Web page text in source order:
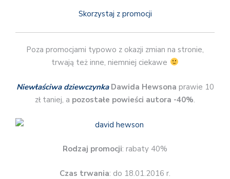
Skorzystaj z promocji
Poza promocjami typowo z okazji zmian na stronie,
trwają też inne, niemniej ciekawe
Niewłaściwa dziewczynka Dawida Hewsona prawie 10
zł taniej, a pozostałe powieści autora -40%.
Rodzaj promocji: rabaty 40%
Czas trwania: do 18.01.2016 r.